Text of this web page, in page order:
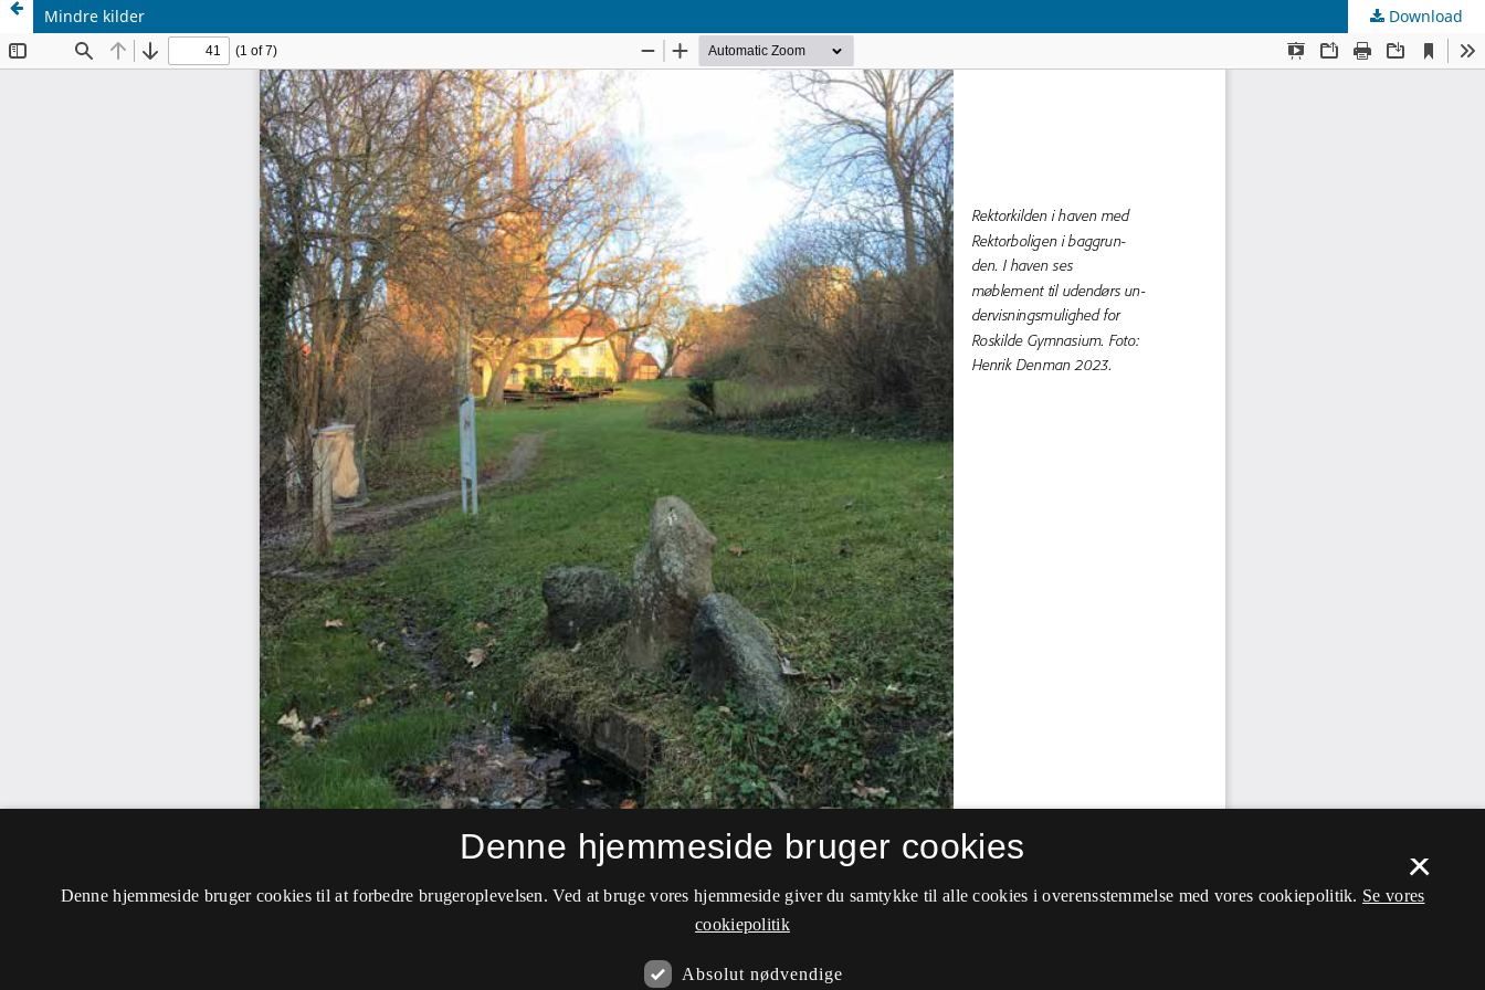
Mindre kilder Download
×
Denne hjemmeside bruger cookies
Denne hjemmeside bruger cookies til at forbedre brugeroplevelsen. Ved at bruge vores hjemmeside giver du samtykke til alle cookies i overensstemmelse med vores cookiepolitik. Se vores
cookiepolitik
Absolut nødvendige